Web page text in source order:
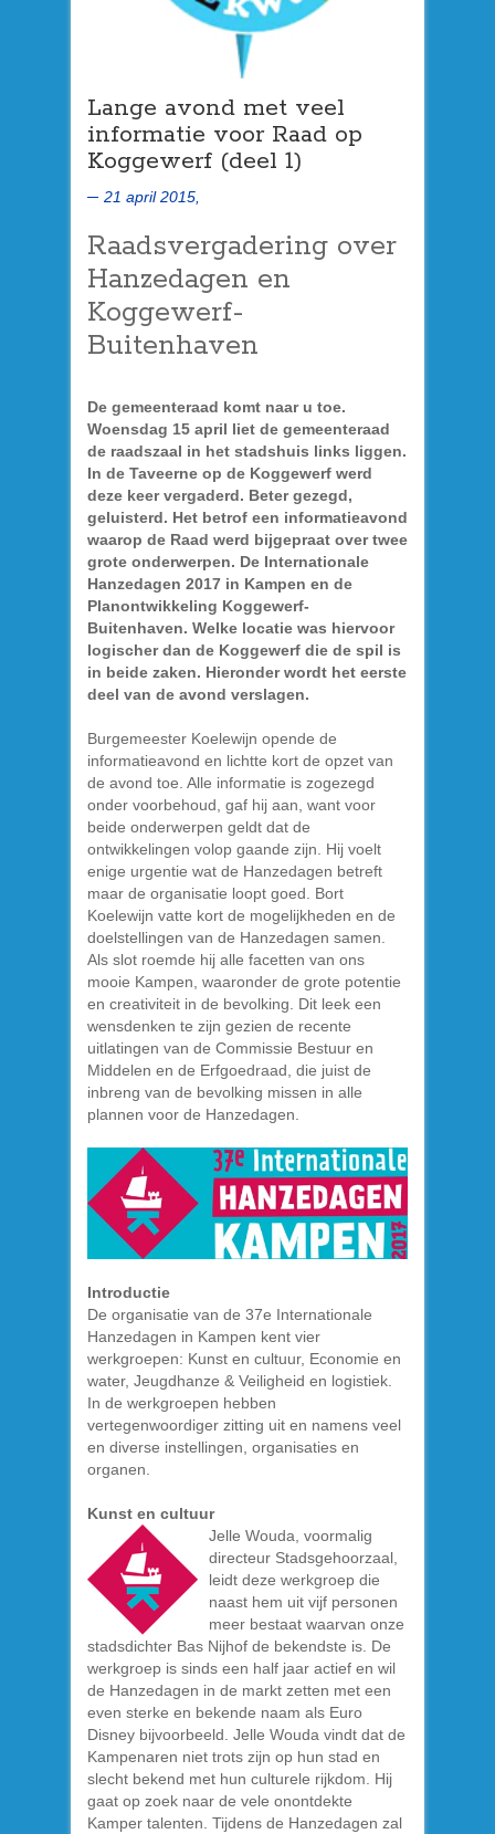
Lange avond met veel
informatie voor Raad op
Koggewerf (deel 1)
21 april 2015,
Raadsvergadering over
Hanzedagen en
Koggewerf-
Buitenhaven
De gemeenteraad komt naar u toe.
Woensdag 15 april liet de gemeenteraad
de raadszaal in het stadshuis links liggen.
In de Taveerne op de Koggewerf werd
deze keer vergaderd. Beter gezegd,
geluisterd. Het betrof een informatieavond
waarop de Raad werd bijgepraat over twee
grote onderwerpen. De Internationale
Hanzedagen 2017 in Kampen en de
Planontwikkeling Koggewerf-
Buitenhaven. Welke locatie was hiervoor
logischer dan de Koggewerf die de spil is
in beide zaken. Hieronder wordt het eerste
deel van de avond verslagen.
Burgemeester Koelewijn opende de
informatieavond en lichtte kort de opzet van
de avond toe. Alle informatie is zogezegd
onder voorbehoud, gaf hij aan, want voor
beide onderwerpen geldt dat de
ontwikkelingen volop gaande zijn. Hij voelt
enige urgentie wat de Hanzedagen betreft
maar de organisatie loopt goed. Bort
Koelewijn vatte kort de mogelijkheden en de
doelstellingen van de Hanzedagen samen.
Als slot roemde hij alle facetten van ons
mooie Kampen, waaronder de grote potentie
en creativiteit in de bevolking. Dit leek een
wensdenken te zijn gezien de recente
uitlatingen van de Commissie Bestuur en
Middelen en de Erfgoedraad, die juist de
inbreng van de bevolking missen in alle
plannen voor de Hanzedagen.
Introductie
De organisatie van de 37e Internationale
Hanzedagen in Kampen kent vier
werkgroepen: Kunst en cultuur, Economie en
water, Jeugdhanze & Veiligheid en logistiek.
In de werkgroepen hebben
vertegenwoordiger zitting uit en namens veel
en diverse instellingen, organisaties en
organen.
Kunst en cultuur
Jelle Wouda, voormalig
directeur Stadsgehoorzaal,
leidt deze werkgroep die
naast hem uit vijf personen
meer bestaat waarvan onze
stadsdichter Bas Nijhof de bekendste is. De
werkgroep is sinds een half jaar actief en wil
de Hanzedagen in de markt zetten met een
even sterke en bekende naam als Euro
Disney bijvoorbeeld. Jelle Wouda vindt dat de
Kampenaren niet trots zijn op hun stad en
slecht bekend met hun culturele rijkdom. Hij
gaat op zoek naar de vele onontdekte
Kamper talenten. Tijdens de Hanzedagen zal